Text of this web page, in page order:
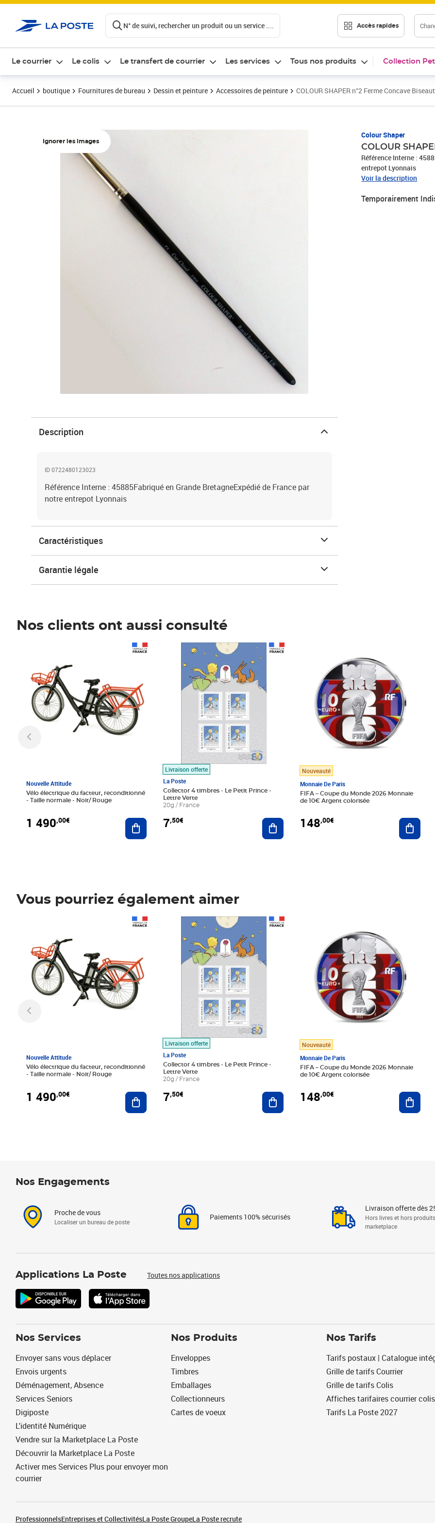
N° de suivi, rechercher un produit ou un service .... Accès rapides
Le courrier Le colis Le transfert de courrier Les services Tous nos produits Collection
Accueil boutique Fournitures de bureau Dessin et peinture Accessoires de peinture COLOUR SHAPER n°2 Ferme Concave
Ignorer les images
Colour Shaper
COLOUR
Référence Interne :
entrepot Lyonnais
Voir la description
Temporairement
Description
ID 0722480123023
Référence Interne : 45885Fabriqué en Grande BretagneExpédié de France par
notre entrepot Lyonnais
Caractéristiques
Garantie légale
Nos clients ont aussi consulté
Nouvelle Attitude
Vélo électrique du facteur, reconditionné
- Taille normale - Noir/ Rouge
1 490,00€ Ajouter au panier
Livraison offerte
La Poste
Collector 4 timbres - Le Petit Prince -
Lettre Verte
20g / France
7,50€
Prix 7,50€
Ajouter au panier
Nouveauté
Monnaie De Paris
FIFA – Coupe du Monde 2026 Monnaie
de 10€ Argent colorisée
148,00€
Vous pourriez également aimer
Nouvelle Attitude
Vélo électrique du facteur, reconditionné
- Taille normale - Noir/ Rouge
1 490,00€ Ajouter au panier
Livraison offerte
La Poste
Collector 4 timbres - Le Petit Prince -
Lettre Verte
20g / France
7,50€
Prix 7,50€
Ajouter au panier
Nouveauté
Monnaie De Paris
FIFA – Coupe du Monde 2026 Monnaie
de 10€ Argent colorisée
148,00€
Nos Engagements
Proche de vous
Localiser un bureau de poste
Paiements 100% sécurisés
Livraison offerte dès
Hors livres et hors produits
marketplace
Applications La Poste Toutes nos applications
Nos Services
Envoyer sans vous déplacer
Envois urgents
Déménagement, Absence
Services Seniors
Digiposte
L'identité Numérique
Vendre sur la Marketplace La Poste
Découvrir la Marketplace La Poste
Activer mes Services Plus pour envoyer mon
courrier
Nos Produits
Enveloppes
Timbres
Emballages
Collectionneurs
Cartes de voeux
Nos Tarifs
Tarifs postaux | Catalogue
Grille de tarifs Courrier
Grille de tarifs Colis
Affiches tarifaires courrier colis
Tarifs La Poste 2027
ProfessionnelsEntreprises et CollectivitésLa Poste GroupeLa Poste recrute